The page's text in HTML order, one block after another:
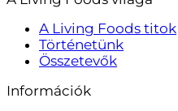
A Living Foods titok
Történetünk
Összetevők
Információk